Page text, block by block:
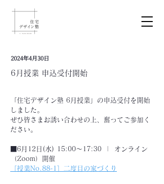
2024年4月30日
6月授業 申込受付開始
「住宅デザイン塾 6月授業」の申込受付を開始
しました。
ぜひ皆さまお誘い合わせの上、奮ってご参加く
ださい。
■6月12日(水) 15:00〜17:30  |  オンライン
（Zoom）開催
［授業No.88-1］二度目の家づくり